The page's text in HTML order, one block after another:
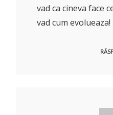
vad ca cineva face
vad cum evolueaza!